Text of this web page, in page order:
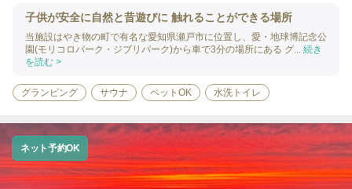
子供が安全に自然と昔遊びに 触れることができる場所
当施設はやき物の町で有名な愛知県瀬戸市に位置し、愛・地球博記念公
園(モリコロパーク・ジブリパーク)から車で3分の場所にある グ... 続き
を読む >
グランピング サウナ ペットOK 水洗トイレ
ネット予約OK